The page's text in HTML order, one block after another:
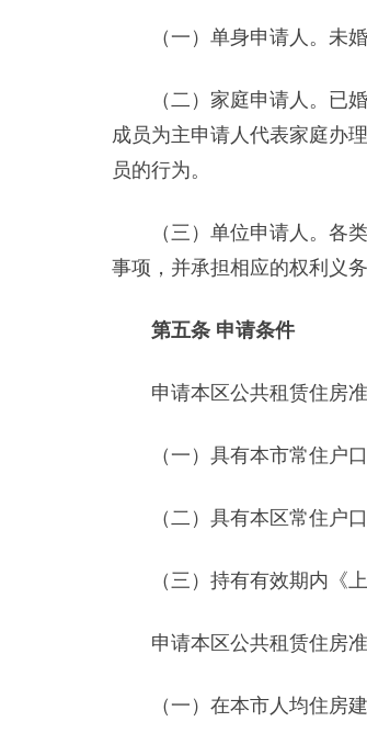
（一）单身申请人。未婚
（二）家庭申请人。已婚
成员为主申请人代表家庭办
员的行为。
（三）单位申请人。各类
事项，并承担相应的权利义
第五条 申请条件
申请本区公共租赁住房准
（一）具有本市常住户口
（二）具有本区常住户口
（三）持有有效期内《上
申请本区公共租赁住房准
（一）在本市人均住房建